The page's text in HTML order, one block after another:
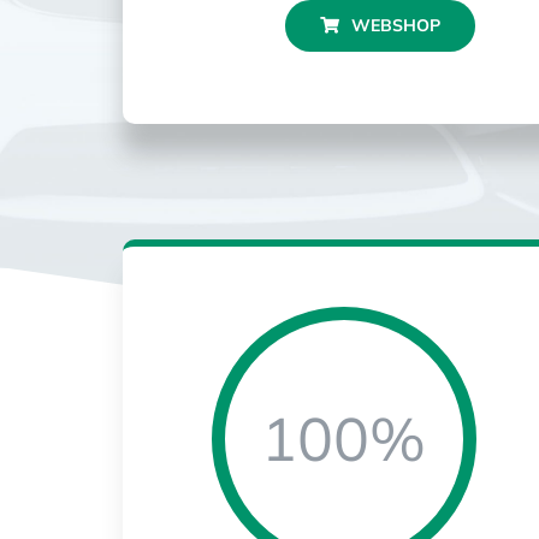
WEBSHOP
100%